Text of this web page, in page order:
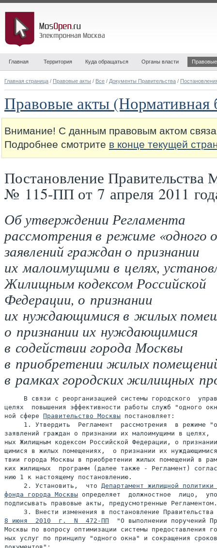
Главная Территория Куда обращаться Органы власти
Главная страница / Правовые акты / Все / Документы Правительства /
Правовые акты (Нормативная
Внимание! С данным правовым актом
Подробнее смотрите в конце текущей
Постановление Правительства
№ 115-ПП от 7 апреля 2011
Об утверждении Регламента
рассмотрения в режиме «одного
заявлений граждан о признании
их малоимущими в целях,
Жилищным кодексом Российской
Федерации, о признании
их нуждающимися в жилых
о признании их нуждающимися
в содействии города Москвы
в приобретении жилых
в рамках городских жилищных
В связи с реорганизацией системы городского
целях  повышения эффективности работы служб "одного
ной сфере Правительство Москвы постановляет:
1. Утвердить  Регламент  рассмотрения  в режиме
заявлений граждан о признании их малоимущими в целях,
ных Жилищным кодексом Российской Федерации, о
щимися в жилых помещениях,  о признании их
твии города Москвы в приобретении жилых помещений в
ких жилищных  программ (далее также - Регламент)
нию 1 к настоящему постановлению.
     2. Установить,  что
Департамент жилищной
фонда города Москвы определяет  должностное  лицо,
подписывать правовые акты, предусмотренные Регламентом.
8 июня  2010  г.  N  472-ПП
"О выполнении поручений
Москвы по вопросу оптимизации системы предоставления
ных услуг по принципу "одного окна" и сокращения